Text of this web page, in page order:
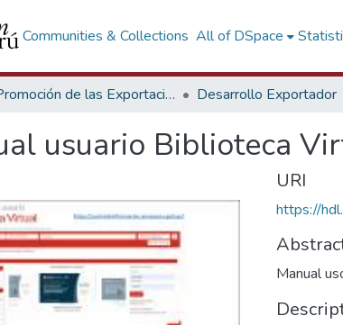
Communities & Collections All of DSpace
Promoción de las Exportaciones Desarrollo Exportador
usuario Biblioteca
URI
https://
Manual